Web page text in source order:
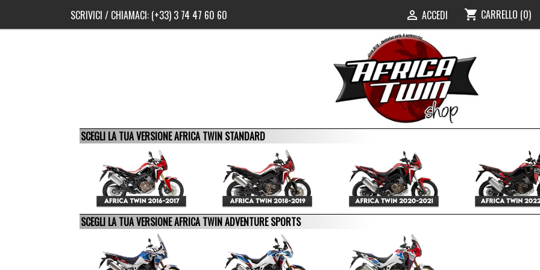
SCRIVICI / CHIAMACI: (+33) 3 74 47 60 60  ACCEDI shopping_cart CARRELLO (0)
SCEGLI LA TUA VERSIONE AFRICA TWIN STANDARD
SCEGLI LA TUA VERSIONE AFRICA TWIN ADVENTURE SPORTS